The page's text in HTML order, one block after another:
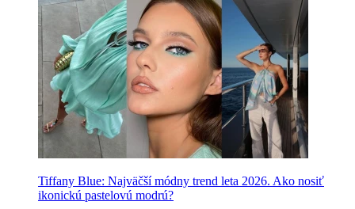
Tiffany Blue: Najväčší módny trend leta 2026. Ako nosiť
ikonickú pastelovú modrú?